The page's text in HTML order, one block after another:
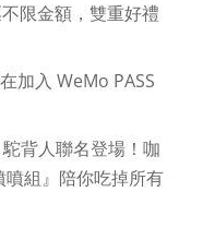
限金額，雙重好禮
加入 WeMo PASS
背人聯名登場！咖
組』陪你吃掉所有